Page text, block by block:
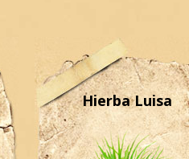
Hierba Luisa